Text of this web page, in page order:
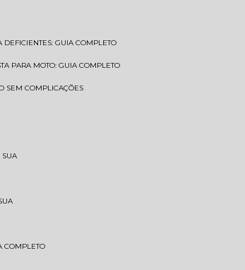
DEFICIENTES: GUIA COMPLETO
PARA MOTO: GUIA COMPLETO
SEM COMPLICAÇÕES
SUA
COMPLETO